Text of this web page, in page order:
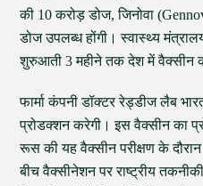
की 10 करोड़ डोज, जिनोवा
डोज उपलब्ध होंगी। स्वास्थ्य
शुरुआती 3 महीने तक देश में वैक्सीन
फार्मा कंपनी डॉक्टर रेड्डीज लैब
प्रोडक्शन करेगी। इस वैक्सीन का
रूस की यह वैक्सीन परीक्षण के
बीच वैक्सीनेशन पर राष्ट्रीय